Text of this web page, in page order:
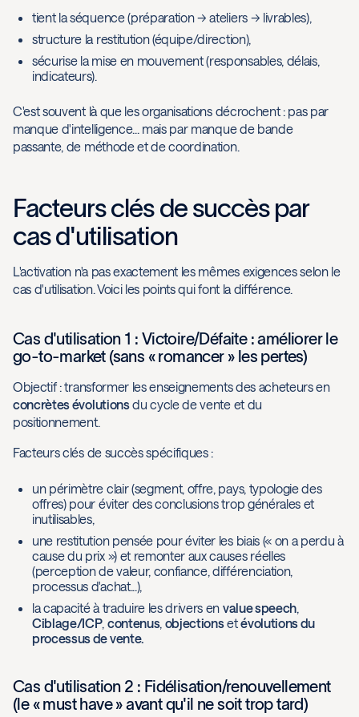
tient la séquence (préparation → ateliers → livrables),
structure la restitution (équipe/direction),
sécurise la mise en mouvement (responsables, délais,
indicateurs).
C'est souvent là que les organisations décrochent : pas par
manque d'intelligence... mais par manque de bande
passante, de méthode et de coordination.
Facteurs clés de succès par
cas d'utilisation
L'activation n'a pas exactement les mêmes exigences selon le
cas d'utilisation. Voici les points qui font la différence.
Cas d'utilisation 1 : Victoire/Défaite : améliorer le
go-to-market (sans « romancer » les pertes)
Objectif : transformer les enseignements des acheteurs en
concrètes évolutionsdu cycle de vente et du
positionnement.
Facteurs clés de succès spécifiques :
un périmètre clair (segment, offre, pays, typologie des
offres) pour éviter des conclusions trop générales et
inutilisables,
une restitution pensée pour éviter les biais (« on a perdu à
cause du prix ») et remonter aux causes réelles
(perception de valeur, confiance, différenciation,
processus d'achat...),
la capacité à traduire les drivers en value speech,
Ciblage/ICP, contenus, objectionsetévolutions du
processus de vente.
Cas d'utilisation 2 : Fidélisation/renouvellement
(le « must have » avant qu'il ne soit trop tard)